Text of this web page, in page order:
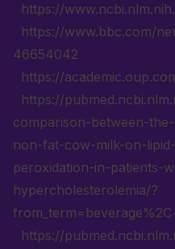
https://
https://www.bbc.com/
46654042
https://
https://
comparison-between-
non-fat-cow-milk-on-
peroxidation-in-patients-
hypercholesterolemia/?
https://